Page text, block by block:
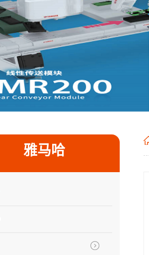
雅马哈